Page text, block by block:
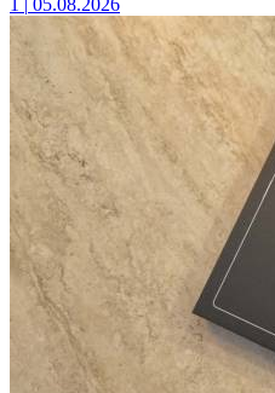
05.08.2026